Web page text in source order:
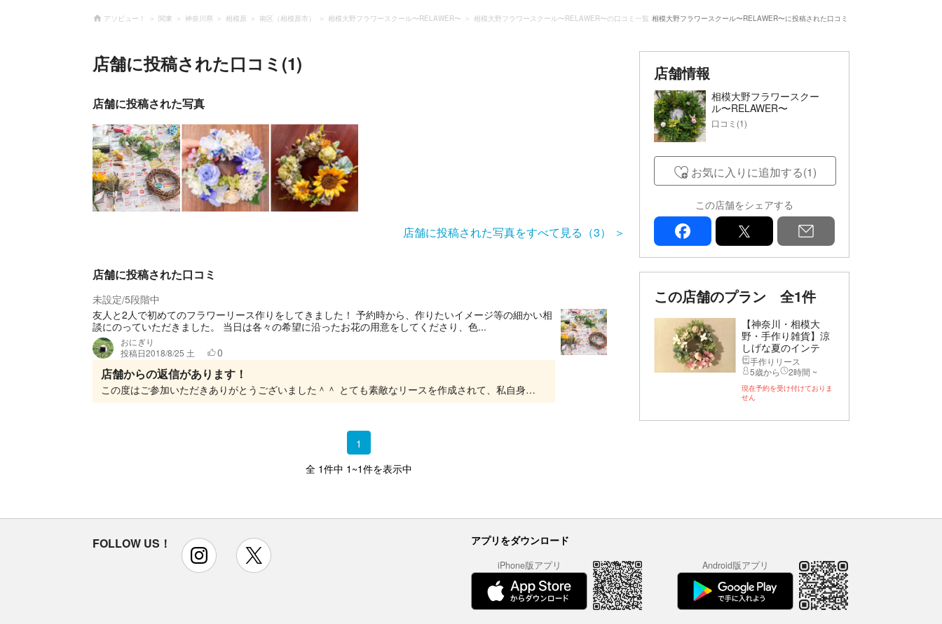
アソビュー！ 関東 神奈川県 相模原 南区（相模原市） 相模大野フラワースクール〜RELAWER〜 相模大野フラワースクール〜RELAWER〜の口コミ一覧 相模大野フラワースクール〜RELAWER〜に投稿された口コミ
店舗に投稿された口コミ(1)
店舗に投稿された写真
店舗に投稿された写真をすべて見る（3）
店舗に投稿された口コミ
未設定/5段階中
友人と2人で初めてのフラワーリース作りをしてきました！ 予約時から、作りたいイメージ等の細かい相
談にのっていただきました。 当日は各々の希望に沿ったお花の用意をしてくださり、色...
おにぎり
投稿日2018/8/25 土 0
店舗からの返信があります！
この度はご参加いただきありがとうございました＾＾ とても素敵なリースを作成されて、私自身とっても楽しかったです。 他にも季節ごとにご用意できるリースも多数ございますので、 またぜひいら...
1
全 1件中 1~1件を表示中
店舗情報
相模大野フラワースクー
ル〜RELAWER〜
口コミ(1)
お気に入りに追加する(1)
この店舗をシェアする
facebook
この店舗のプラン 全1件
【神奈川・相模大
野・手作り雑貨】涼
しげな夏のインテ
リ...手作りリース
5歳から
2時間 ~
現在予約を受け付けておりま
せん
FOLLOW US！ instagram アプリをダウンロード
iPhone版アプリ Android版アプリ